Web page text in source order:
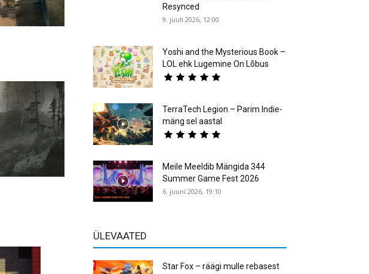
Resynced
9. juuli 2026, 12:00
Yoshi and the Mysterious Book –
LOL ehk Lugemine On Lõbus
TerraTech Legion – Parim Indie-
mäng sel aastal
Meile Meeldib Mängida 344
Summer Game Fest 2026
6. juuni 2026, 19:10
ÜLEVAATED
Star Fox – räägi mulle rebasest